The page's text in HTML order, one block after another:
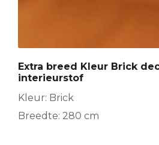
Extra breed Kleur Brick
interieurstof
Kleur: Brick
Breedte: 280 cm